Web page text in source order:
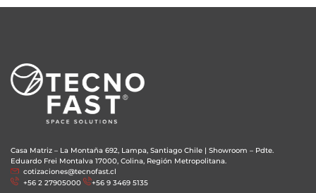
Casa Matriz – La Montaña 692, Lampa, Santiago Chile | Showroom – Pdte.
Eduardo Frei Montalva 17000, Colina, Región Metropolitana.
cotizaciones@tecnofast.cl
+56 2 27905000
+56 9 3469 5135